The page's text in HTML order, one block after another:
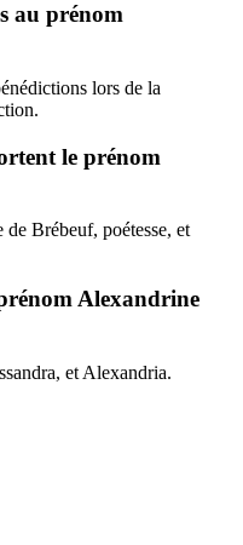
au prénom
lors de la
le prénom
Brébeuf, poétesse, et
Alexandrine
et Alexandria.